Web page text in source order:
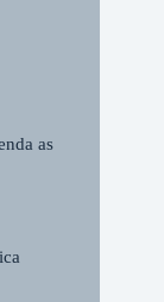
as